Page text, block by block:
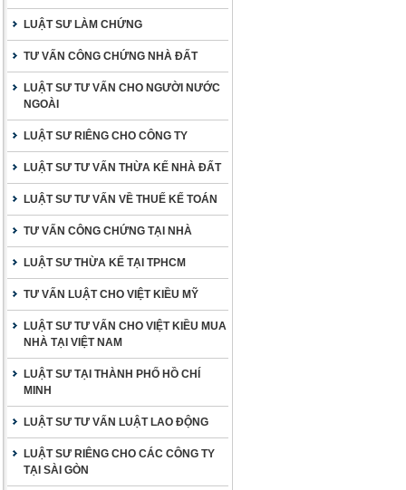
LUẬT SƯ LÀM CHỨNG
TƯ VẤN CÔNG CHỨNG NHÀ ĐẤT
LUẬT SƯ TƯ VẤN CHO NGƯỜI NƯỚC
NGOÀI
LUẬT SƯ RIÊNG CHO CÔNG TY
LUẬT SƯ TƯ VẤN THỪA KẾ NHÀ ĐẤT
LUẬT SƯ TƯ VẤN VỀ THUẾ KẾ TOÁN
TƯ VẤN CÔNG CHỨNG TẠI NHÀ
LUẬT SƯ THỪA KẾ TẠI TPHCM
TƯ VẤN LUẬT CHO VIỆT KIỀU MỸ
LUẬT SƯ TƯ VẤN CHO VIỆT KIỀU MUA
NHÀ TẠI VIỆT NAM
LUẬT SƯ TẠI THÀNH PHỐ HỒ CHÍ
MINH
LUẬT SƯ TƯ VẤN LUẬT LAO ĐỘNG
LUẬT SƯ RIÊNG CHO CÁC CÔNG TY
TẠI SÀI GÒN